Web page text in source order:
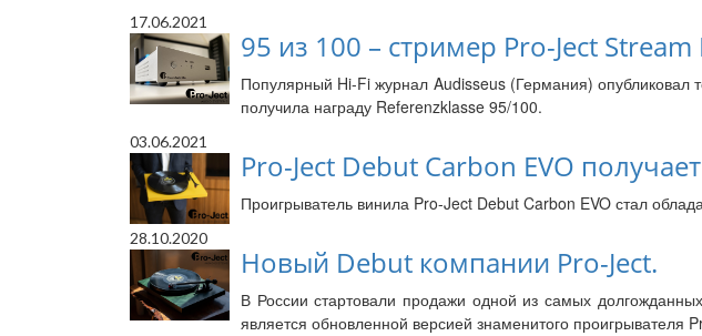
17.06.2021
95 из 100 – стример Pro-Ject
Популярный Hi-Fi журнал Audisseus (Германия) опубликовал
получила награду Referenzklasse 95/100.
03.06.2021
Pro-Ject Debut Carbon EVO
Проигрыватель винила Pro-Ject Debut Carbon EVO стал
28.10.2020
Новый Debut компании Pro-Ject.
В России стартовали продажи одной из самых
является обновленной версией знаменитого проигрывателя